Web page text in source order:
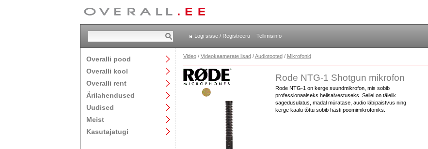
Logi sisse / Registreeru Tellimisinfo
Overalli pood
Overalli kool
Overalli rent
Ärilahendused
Uudised
Meist
Kasutajatugi
Video/ Videokaamerate lisad/Audiotooted/ Mikrofonid
Rode NTG-1 Shotgun mikrofon
Rode NTG-1 on kerge suundmikrofon, mis sobib
professionaalseks helisalvestuseks. Sellel on täielik
sagedusulatus, madal müratase, audio läbipaistvus ning
kerge kaalu tõttu sobib hästi poomimikrofoniks.